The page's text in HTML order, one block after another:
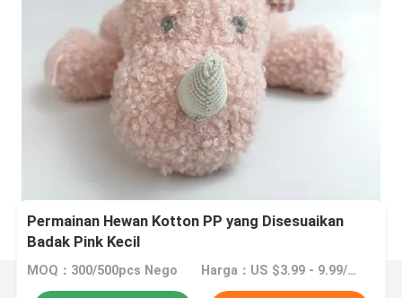
Permainan Hewan Kotton PP yang Disesuaikan
Badak Pink Kecil
MOQ：300/500pcs Nego Harga：US $3.99 - 9.99/Piece